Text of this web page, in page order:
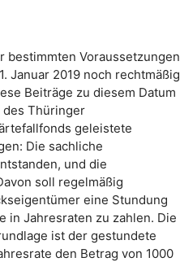
bestimmten Voraussetzungen
Januar 2019 noch rechtmäßig
Beiträge zu diesem Datum
des Thüringer
geleistete
Die sachliche
und die
soll regelmäßig
eine Stundung
in Jahresraten zu zahlen. Die
ist der gestundete
den Betrag von 1000